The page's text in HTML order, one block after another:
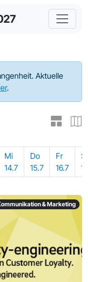
Aktuelle
.
Mi
14.7
Do
15.7
Fr
16.7
& Marketing